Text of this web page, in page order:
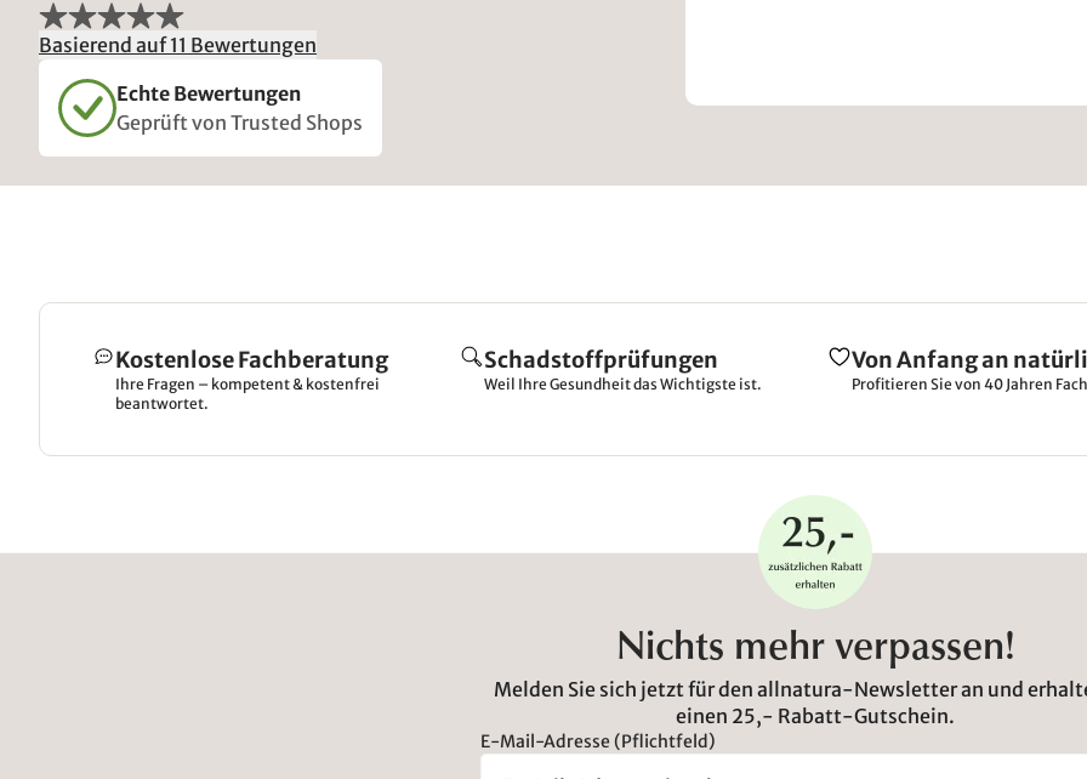
Basierend auf 11 Bewertungen
Echte Bewertungen
Geprüft von Trusted Shops
Kostenlose Fachberatung
Ihre Fragen – kompetent & kostenfrei
beantwortet.
Schadstoffprüfungen
Weil Ihre Gesundheit das Wichtigste ist.
Von Anfang an
Profitieren Sie von 40 Jahren
Nichts mehr verpassen!
Melden Sie sich jetzt für den allnatura-Newsletter an und
einen 25,- Rabatt-Gutschein.
E-Mail-Adresse (Pflichtfeld)